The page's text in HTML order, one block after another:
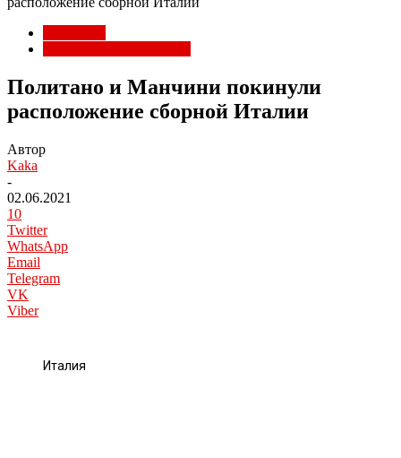
Политано и Манчини покинули
расположение сборной Италии
Автор
Kaka
-
02.06.2021
10
Twitter
WhatsApp
Email
Telegram
VK
Viber
Италия